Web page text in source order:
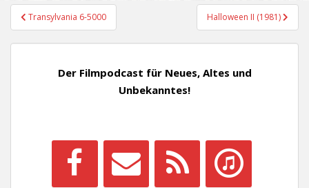
Beitragsnavigation
Transylvania 6-5000 Halloween II (1981)
Der Filmpodcast für Neues, Altes und
Unbekanntes!